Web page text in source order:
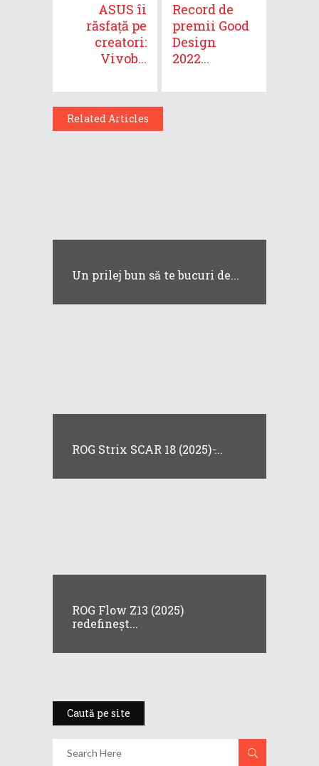
ASUS îi
răsfață pe
creatori:
Vivob...
Record de
premii Good
Design
2022...
Related Articles
Un prilej bun să te bucuri de...
ROG Strix SCAR 18 (2025) ̵...
ROG Flow Z13 (2025)
redefineșt...
Caută pe site